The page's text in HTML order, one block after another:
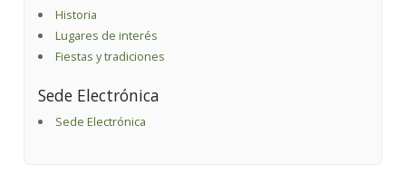
Historia
Lugares de interés
Fiestas y tradiciones
Sede Electrónica
Sede Electrónica